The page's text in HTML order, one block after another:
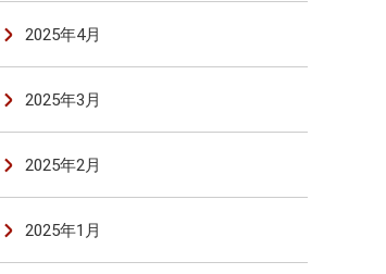
2025年4月
2025年3月
2025年2月
2025年1月